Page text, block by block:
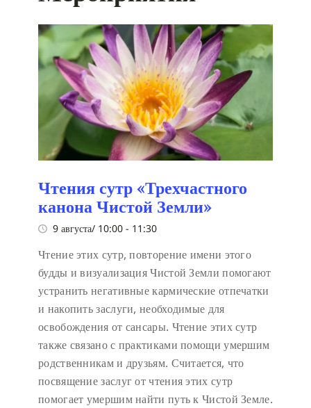
Чтения сутр «Трехчастного
канона Чистой Земли»
9 августа/ 10:00 - 11:30
Чтение этих сутр, повторение имени этого
будды и визуализация Чистой Земли помогают
устранить негативные кармические отпечатки
и накопить заслуги, необходимые для
освобождения от сансары. Чтение этих сутр
также связано с практиками помощи умершим
родственникам и друзьям. Считается, что
посвящение заслуг от чтения этих сутр
помогает умершим найти путь к Чистой Земле.